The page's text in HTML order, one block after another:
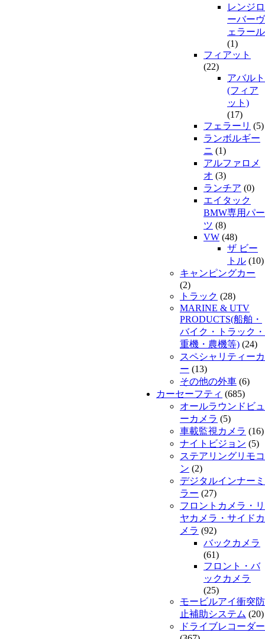
レンジロ
ーバーヴ
ェラール
(1)
フィアット
(22)
アバルト
(フィア
ット)
(17)
フェラーリ (5)
ランボルギー
ニ (1)
アルファロメ
オ (3)
ランチア (0)
エイタック
BMW専用パー
ツ (8)
VW (48)
ザ ビー
トル (10)
キャンピングカー
(2)
トラック (28)
MARINE & UTV
PRODUCTS(船舶・
バイク・トラック・
重機・農機等) (24)
スペシャリティーカ
ー (13)
その他の外車 (6)
カーセーフティ (685)
オールラウンドビュ
ーカメラ (5)
車載監視カメラ (16)
ナイトビジョン (5)
ステアリングリモコ
ン (2)
デジタルインナーミ
ラー (27)
フロントカメラ・リ
ヤカメラ・サイドカ
メラ (92)
バックカメラ
(61)
フロント・バ
ックカメラ
(25)
モービルアイ衝突防
止補助システム (20)
ドライブレコーダー